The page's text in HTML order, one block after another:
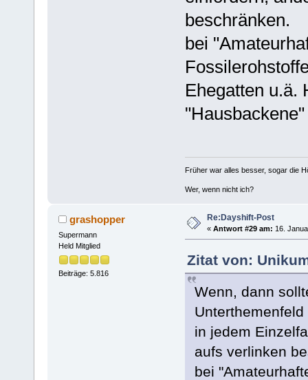
beschränken.
bei
Ehegatten u.ä.
Früher war alles besser, sogar die
Wer, wenn nicht ich?
grashopper
Supermann
Held Mitglied
Beiträge: 5.816
Re:Dayshift-Post
« Antwort #29 am: 16.
Zitat von:
Wenn, dann
in jedem
aufs verlinken
bei